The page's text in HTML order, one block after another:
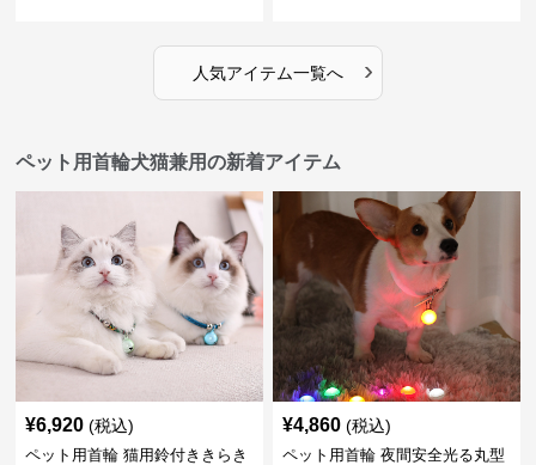
人気アイテム一覧へ ›
ペット用首輪犬猫兼用の新着アイテム
¥6,920 (税込)
ペット用首輪 猫用鈴付ききらき
¥4,860 (税込)
ペット用首輪 夜間安全光る丸型